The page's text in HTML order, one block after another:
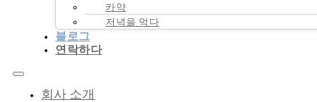
카약
저녁을 먹다
블로그
연락하다
회사 소개